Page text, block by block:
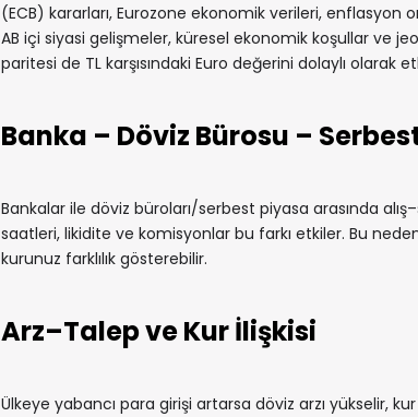
(ECB) kararları, Eurozone ekonomik verileri, enflasyon
AB içi siyasi gelişmeler, küresel ekonomik koşullar ve
paritesi de TL karşısındaki Euro değerini dolaylı olarak
Banka – Döviz Bürosu –
Bankalar ile döviz büroları/serbest piyasa arasında
saatleri, likidite ve komisyonlar bu farkı etkiler. Bu
kurunuz farklılık gösterebilir.
Arz–Talep ve Kur İlişkisi
Ülkeye yabancı para girişi artarsa döviz arzı yükselir,